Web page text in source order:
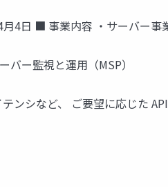
4日 ■ 事業内容 ・サーバー事
ー監視と運用（MSP）
ンシなど、 ご要望に応じた